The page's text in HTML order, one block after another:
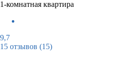
1-комнатная квартира
9,7
15 отзывов (15)